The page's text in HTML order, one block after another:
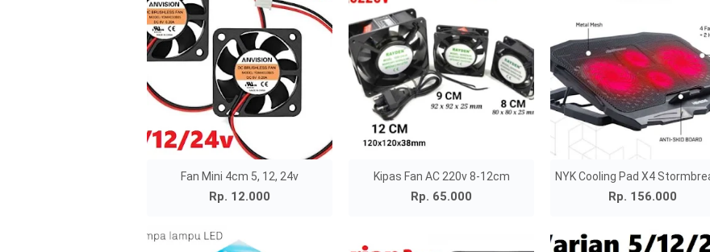
Fan Mini 4cm 5, 12, 24v
Rp. 12.000
Kipas Fan AC 220v 8-12cm
Rp. 65.000
NYK Cooling Pad X4
Rp. 156.000